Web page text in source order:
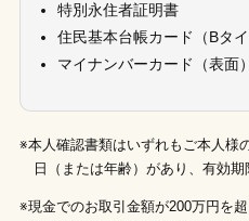
特別永住者証明書
住民基本台帳カード（Bタイ
マイナンバーカード（表面）
※本人確認書類はいずれもご本人様
日（または年齢）があり、有効期
※現金でのお取引金額が200万円を